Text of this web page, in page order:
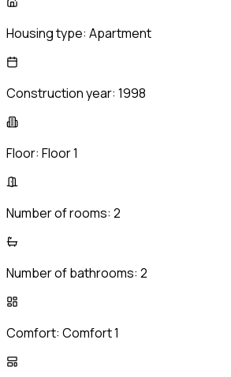
Housing type: Apartment
Construction year: 1998
Floor: Floor 1
Number of rooms: 2
Number of bathrooms: 2
Comfort: Comfort 1